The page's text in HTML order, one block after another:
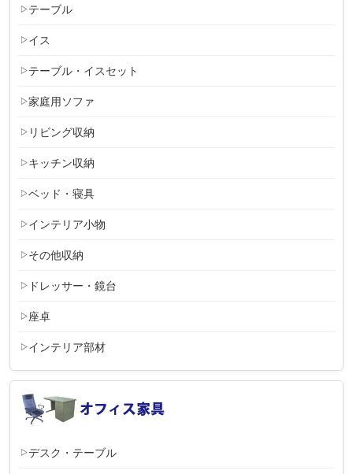
テーブル
イス
テーブル・イスセット
家庭用ソファ
リビング収納
キッチン収納
ベッド・寝具
インテリア小物
その他収納
ドレッサー・鏡台
座卓
インテリア部材
デスク・テーブル